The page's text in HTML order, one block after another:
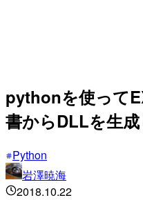
pythonを使って
書からDLLを生
Python
岩澤暁海
2018.10.22